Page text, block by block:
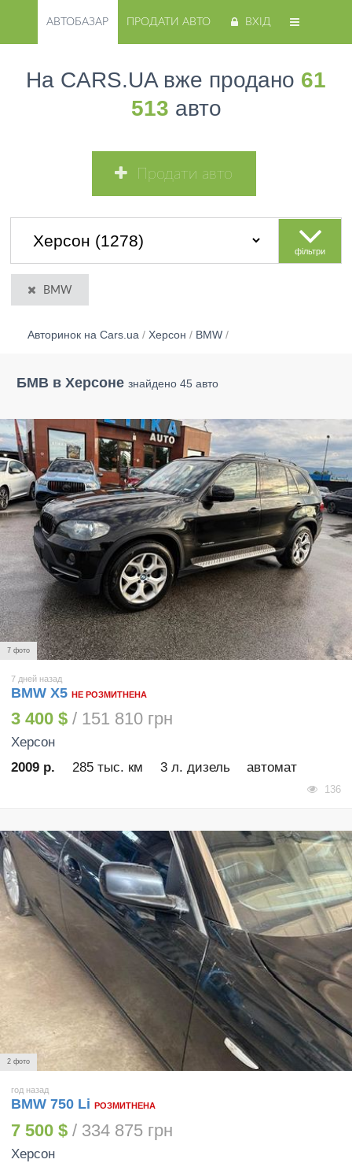
АВТОБАЗАР ПРОДАТИ АВТО ВХІД
На CARS.UA вже продано 61
513 авто
Продати авто
фільтри
BMW
Авторинок на Cars.ua / Херсон / BMW /
БМВ в Херсоне знайдено 45 авто
7 фото
7 дней назад
BMW X5 НЕ РОЗМИТНЕНА
3 400 $ / 151 810 грн
Херсон
2009 р.
285 тыс. км 3 л. дизель автомат
136
2 фото
год назад
BMW 750 Li РОЗМИТНЕНА
7 500 $ / 334 875 грн
Херсон